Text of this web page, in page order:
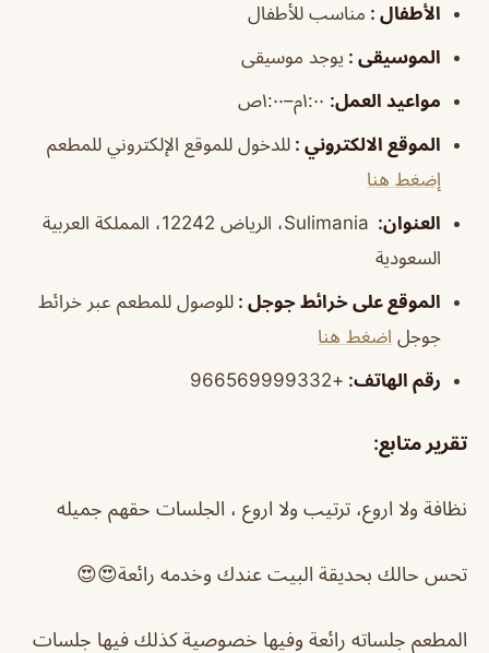
الأطفال : مناسب للأطفال
الموسيقى : يوجد موسيقى
مواعيد العمل: ١:٠٠م–١:٠٠ص
الموقع الالكتروني : للدخول للموقع الإلكتروني للمطعم
إضغط هنا
العنوان:
Sulimania، الرياض 12242، المملكة العربية
السعودية
الموقع على خرائط جوجل : للوصول للمطعم عبر خرائط
جوجل اضغط هنا
رقم الهاتف:
+966569999332
تقرير متابع:
نظافة ولا اروع، ترتيب ولا اروع ، الجلسات حقهم جميله
تحس حالك بحديقة البيت عندك وخدمه رائعة😍😍
المطعم جلساته رائعة وفيها خصوصية كذلك فيها جلسات